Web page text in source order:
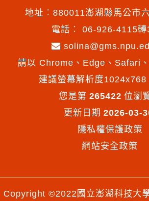
地址︰880011澎湖縣馬公市
電話︰ 06-926-4115轉
請以 Chrome、Edge、Safari
建議螢幕解析度1024x768
您是第 265422 位瀏
更新日期 2026-03-
隱私權保護政策
網站安全政策
Copyright ©2022國立澎湖科技大